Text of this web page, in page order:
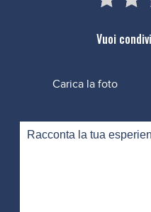
Vuoi
Carica la foto